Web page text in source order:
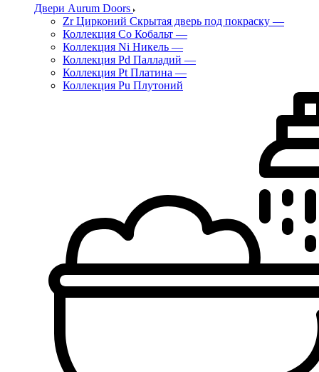
Двери Aurum Doors
Zr Цирконий Скрытая дверь под покраску —
Коллекция Co Кобальт —
Коллекция Ni Никель —
Коллекция Pd Палладий —
Коллекция Pt Платина —
Коллекция Pu Плутоний